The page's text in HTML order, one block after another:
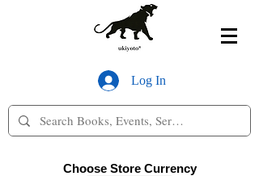
Log In
Choose Store Currency